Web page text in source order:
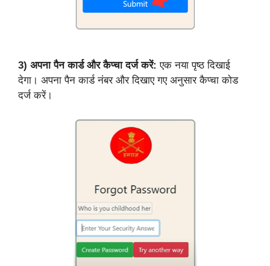
3) अपना पैन कार्ड और कैप्चा दर्ज करें: एक नया पृष्ठ दिखाई
देगा। अपना पैन कार्ड नंबर और दिखाए गए अनुसार कैप्चा कोड
दर्ज करें।